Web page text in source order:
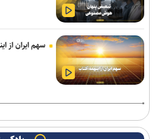
المیادین: احتمال تدوین تفاهمنامه‌ای
تحلیلگر اسرائیلی: کاهش ذخایر موشکی
تحت تأثیر قرار داده است
فایننشال تایمز: ترامپ میان تشدید جنگ
شده است
لزوم روزآمدسازی رویکرد‌های
درس‌آموخته‌های جنگ
سهم ایران از